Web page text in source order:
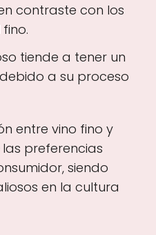
contraste con los
tiende a tener un
a su proceso
entre vino fino y
preferencias
siendo
en la cultura